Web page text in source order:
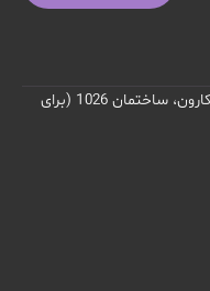
تهران، تقاطع خیابان امام خمینی و کارون، ساختمان 1026 (برای